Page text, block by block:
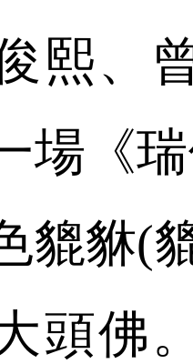
熙、
場《
貔貅(
頭佛